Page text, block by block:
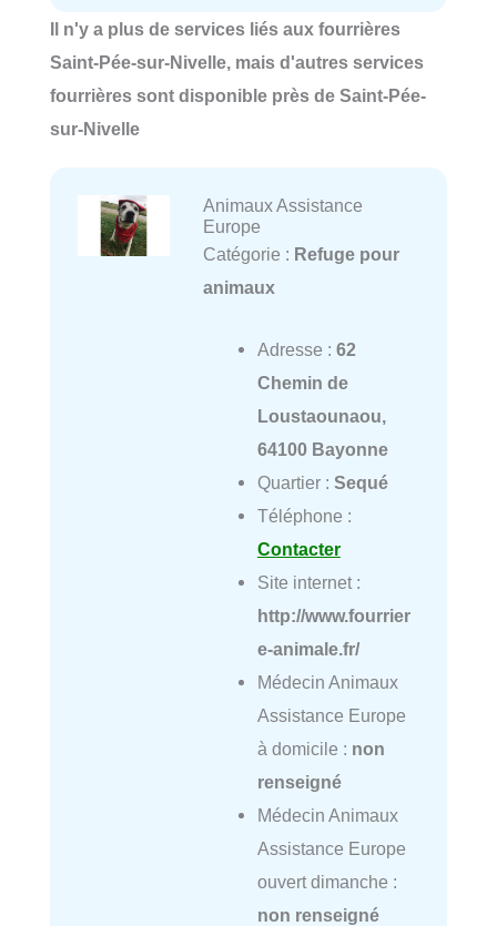
Il n'y a plus de services liés aux fourrières
Saint-Pée-sur-Nivelle, mais d'autres services
fourrières sont disponible près de Saint-Pée-
sur-Nivelle
Animaux Assistance
Europe
Catégorie : Refuge pour
animaux
Adresse : 62
Chemin de
Loustaounaou,
64100 Bayonne
Quartier : Sequé
Téléphone :
Contacter
Site internet :
http://www.fourrier
e-animale.fr/
Médecin Animaux
Assistance Europe
à domicile : non
renseigné
Médecin Animaux
Assistance Europe
ouvert dimanche :
non renseigné